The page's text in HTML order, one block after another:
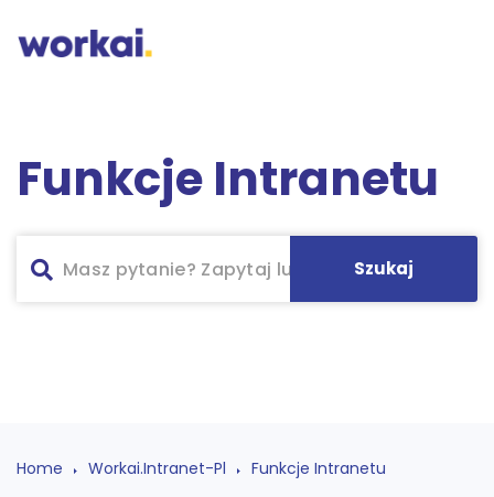
Funkcje Intranetu
Home Workai.intranet-Pl Funkcje Intranetu